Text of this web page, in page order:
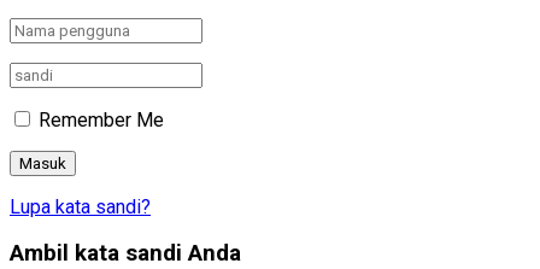
Remember Me
Lupa kata sandi?
Ambil kata sandi Anda